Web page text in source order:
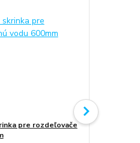
pre rozdeľovače